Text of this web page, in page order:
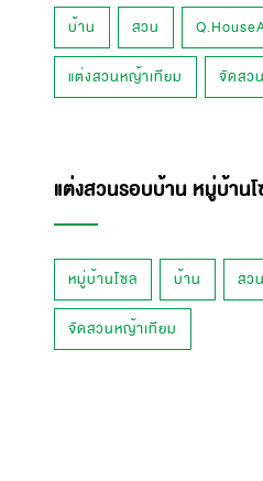
บ้าน สวน
แต่งสวนหญ้าเทียม จัดสว
แต่งสวนรอบบ้าน หมู่บ้านโ
หมู่บ้านโซล บ้าน สวน
จัดสวนหญ้าเทียม